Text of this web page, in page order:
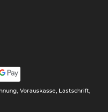
Vorauskasse, Lastschrift,